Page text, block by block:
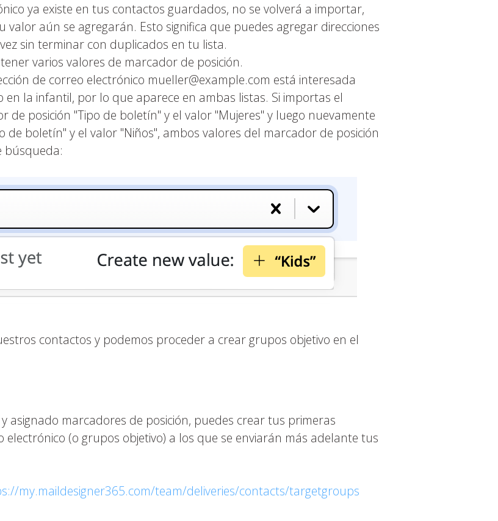
ya existe en tus contactos guardados, no se volverá a importar,
valor aún se agregarán. Esto significa que puedes agregar direcciones
sin terminar con duplicados en tu lista.
varios valores de marcador de posición.
de correo electrónico mueller@example.com está interesada
la infantil, por lo que aparece en ambas listas. Si importas el
de posición "Tipo de boletín" y el valor "Mujeres" y luego nuevamente
de boletín" y el valor "Niños", ambos valores del marcador de posición
búsqueda:
contactos y podemos proceder a crear grupos objetivo en el
asignado marcadores de posición, puedes crear tus primeras
electrónico (o grupos objetivo) a los que se enviarán más adelante tus
my.maildesigner365.com/team/deliveries/contacts/targetgroups